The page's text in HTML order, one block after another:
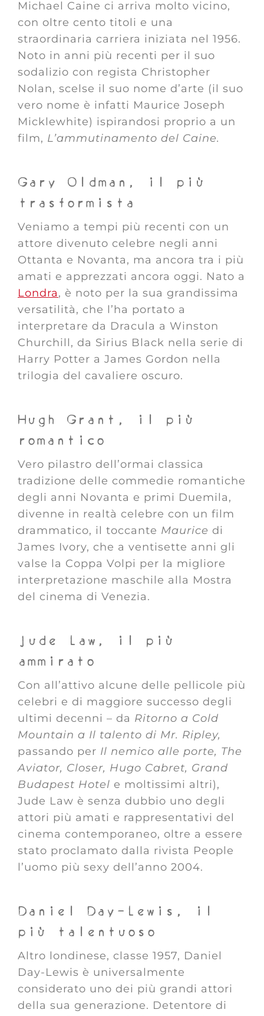
Michael Caine ci arriva molto vicino,
con oltre cento titoli e una
straordinaria carriera iniziata nel 1956.
Noto in anni più recenti per il suo
sodalizio con regista Christopher
Nolan, scelse il suo nome d’arte (il suo
vero nome è infatti Maurice Joseph
Micklewhite) ispirandosi proprio a un
film, L’ammutinamento del Caine.
Gary Oldman, il più
trasformista
Veniamo a tempi più recenti con un
attore divenuto celebre negli anni
Ottanta e Novanta, ma ancora tra i più
amati e apprezzati ancora oggi. Nato a
Londra, è noto per la sua grandissima
versatilità, che l’ha portato a
interpretare da Dracula a Winston
Churchill, da Sirius Black nella serie di
Harry Potter a James Gordon nella
trilogia del cavaliere oscuro.
Hugh Grant, il più
romantico
Vero pilastro dell’ormai classica
tradizione delle commedie romantiche
degli anni Novanta e primi Duemila,
divenne in realtà celebre con un film
drammatico, il toccante Maurice di
James Ivory, che a ventisette anni gli
valse la Coppa Volpi per la migliore
interpretazione maschile alla Mostra
del cinema di Venezia.
Jude Law, il più
ammirato
Con all’attivo alcune delle pellicole più
celebri e di maggiore successo degli
ultimi decenni – da Ritorno a Cold
Mountain a Il talento di Mr. Ripley,
passando per Il nemico alle porte, The
Aviator, Closer, Hugo Cabret, Grand
Budapest Hotel e moltissimi altri),
Jude Law è senza dubbio uno degli
attori più amati e rappresentativi del
cinema contemporaneo, oltre a essere
stato proclamato dalla rivista People
l’uomo più sexy dell’anno 2004.
Daniel Day-Lewis, il
più talentuoso
Altro londinese, classe 1957, Daniel
Day-Lewis è universalmente
considerato uno dei più grandi attori
della sua generazione. Detentore di